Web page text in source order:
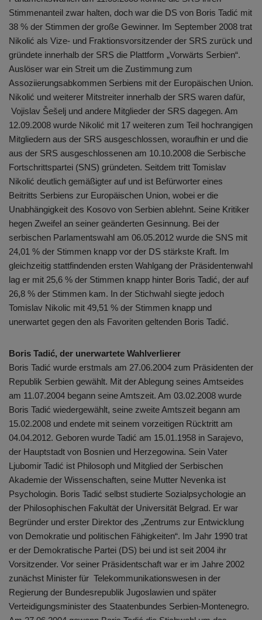
Stimmenanteil zwar halten, doch war die DS von Boris Tadić mit
38 % der Stimmen der große Gewinner. Im September 2008 trat
Nikolić als Vize- und Fraktionsvorsitzender der SRS zurück und
gründete innerhalb der SRS die Plattform „Vorwärts Serbien“.
Auslöser war ein Streit um die Zustimmung zum
Assoziierungsabkommen Serbiens mit der Europäischen Union.
Nikolić und weiterer Mitstreiter innerhalb der SRS waren dafür,
Vojislav Šešelj und andere Mitglieder der SRS dagegen. Am
12.09.2008 wurde Nikolić mit 17 weiteren zum Teil hochrangigen
Mitgliedern aus der SRS ausgeschlossen, woraufhin er und die
aus der SRS ausgeschlossenen am 10.10.2008 die Serbische
Fortschrittspartei (SNS) gründeten. Seitdem tritt Tomislav
Nikolić deutlich gemäßigter auf und ist Befürworter eines
Beitritts Serbiens zur Europäischen Union, wobei er die
Unabhängigkeit des Kosovo von Serbien ablehnt. Seine Kritiker
hegen Zweifel an seiner geänderten Gesinnung. Bei der
serbischen Parlamentswahl am 06.05.2012 wurde die SNS mit
24,01 % der Stimmen knapp vor der DS stärkste Kraft. Im
gleichzeitig stattfindenden ersten Wahlgang der Präsidentenwahl
lag er mit 25,6 % der Stimmen knapp hinter Boris Tadić, der auf
26,8 % der Stimmen kam. In der Stichwahl siegte jedoch
Tomislav Nikolic mit 49,51 % der Stimmen knapp und
unerwartet gegen den als Favoriten geltenden Boris Tadić.
Boris Tadić, der unerwartete Wahlverlierer
Boris Tadić wurde erstmals am 27.06.2004 zum Präsidenten der
Republik Serbien gewählt. Mit der Ablegung seines Amtseides
am 11.07.2004 begann seine Amtszeit. Am 03.02.2008 wurde
Boris Tadić wiedergewählt, seine zweite Amtszeit begann am
15.02.2008 und endete mit seinem vorzeitigen Rücktritt am
04.04.2012. Geboren wurde Tadić am 15.01.1958 in Sarajevo,
der Hauptstadt von Bosnien und Herzegowina. Sein Vater
Ljubomir Tadić ist Philosoph und Mitglied der Serbischen
Akademie der Wissenschaften, seine Mutter Nevenka ist
Psychologin. Boris Tadić selbst studierte Sozialpsychologie an
der Philosophischen Fakultät der Universität Belgrad. Er war
Begründer und erster Direktor des „Zentrums zur Entwicklung
von Demokratie und politischen Fähigkeiten“. Im Jahr 1990 trat
er der Demokratische Partei (DS) bei und ist seit 2004 ihr
Vorsitzender. Vor seiner Präsidentschaft war er im Jahre 2002
zunächst Minister für Telekommunikationswesen in der
Regierung der Bundesrepublik Jugoslawien und später
Verteidigungsminister des Staatenbundes Serbien-Montenegro.